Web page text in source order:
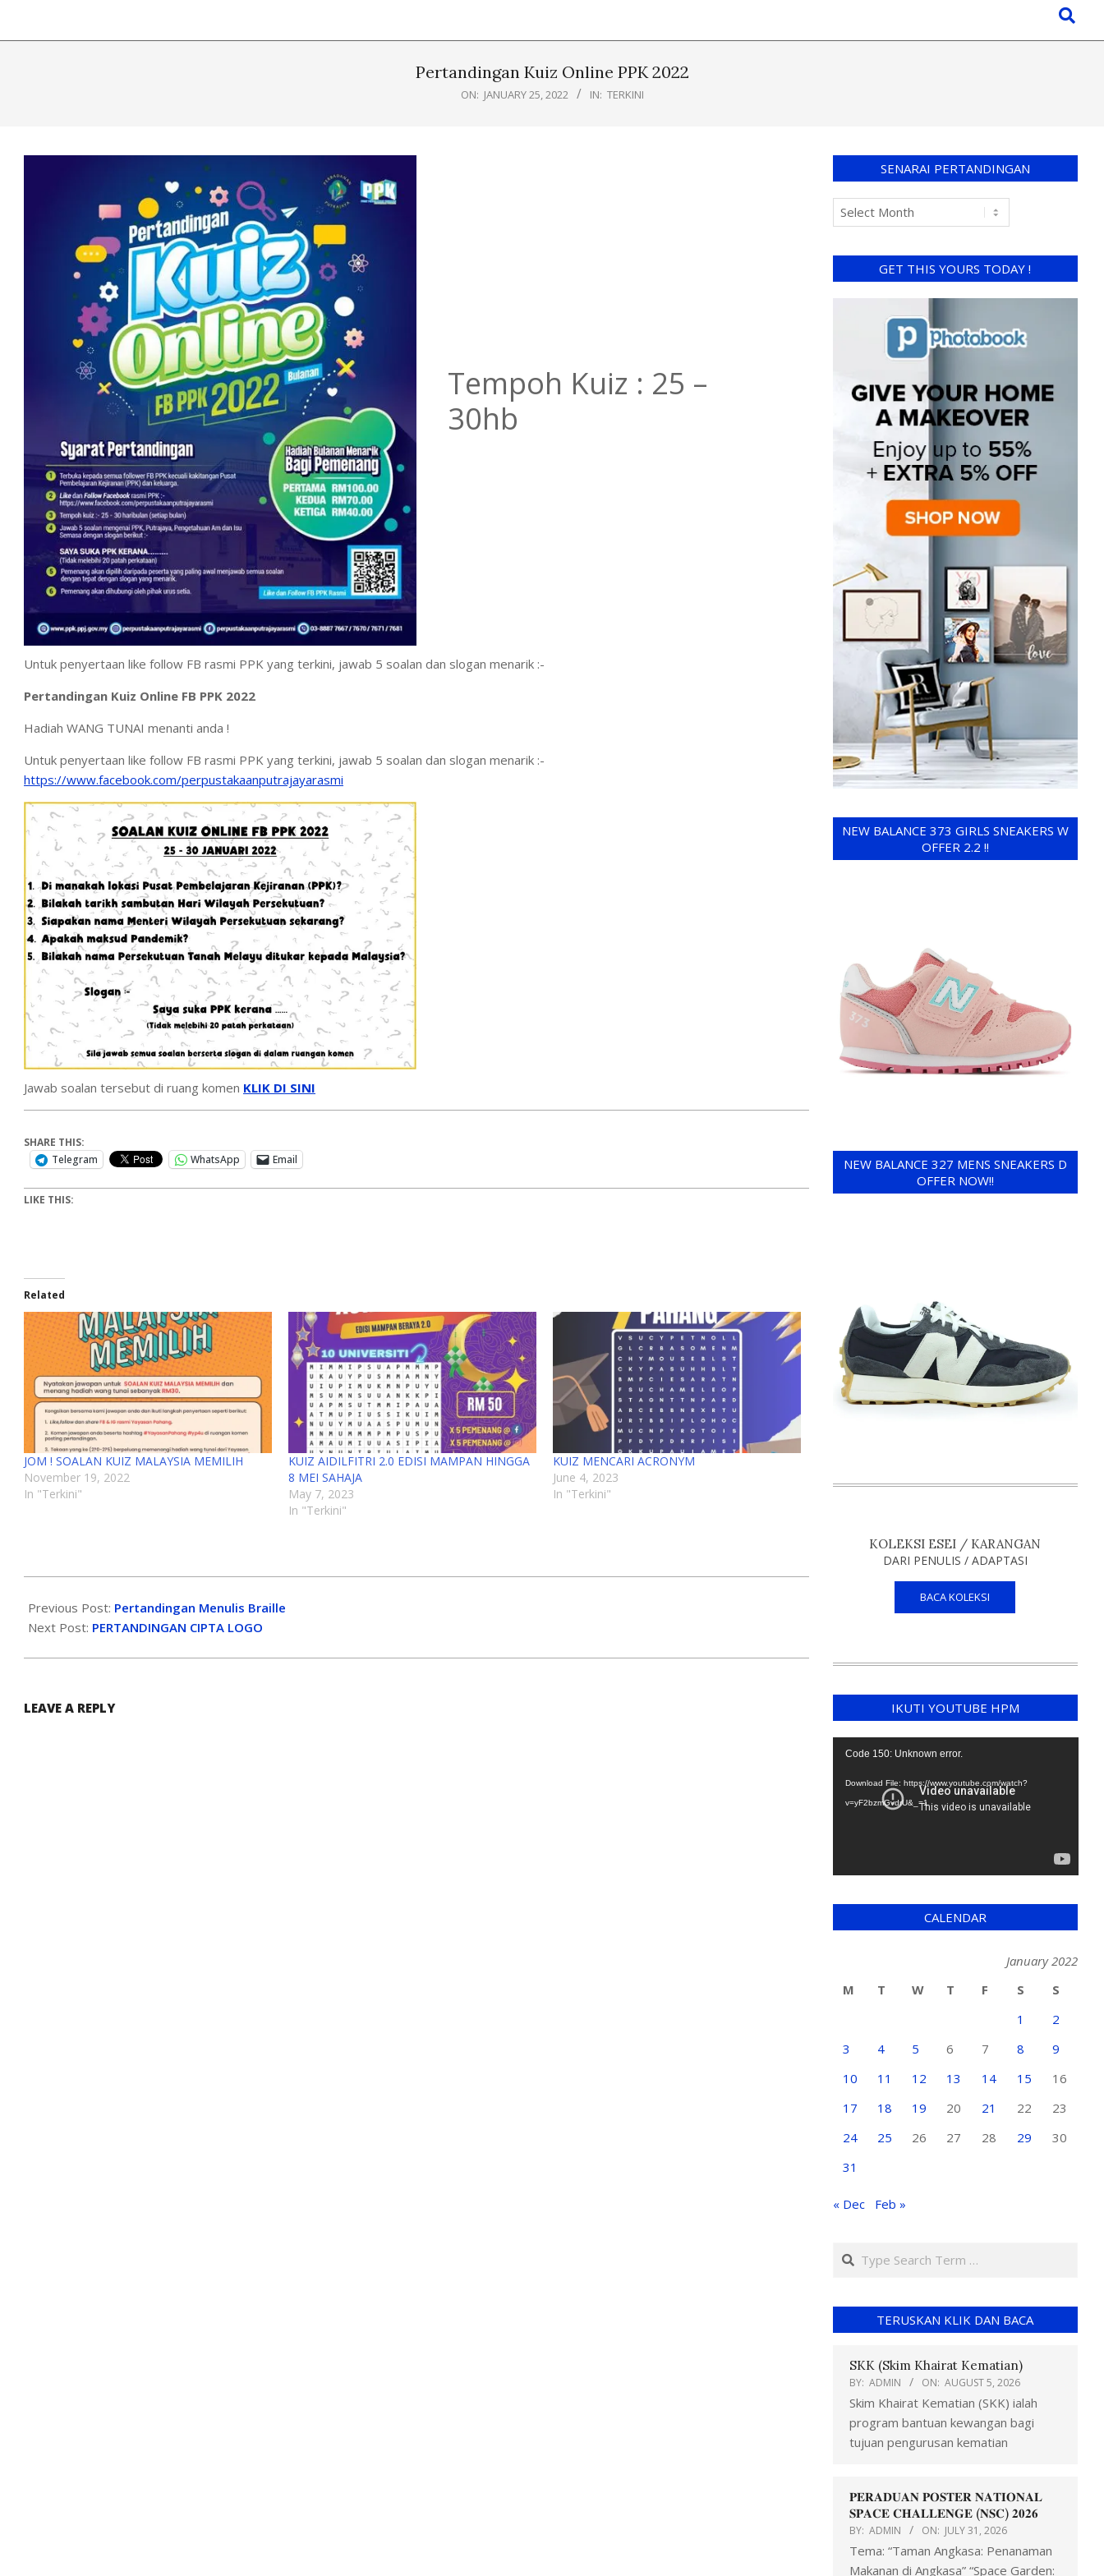
Pertandingan Kuiz Online PPK 2022
ON: JANUARY 25, 2022 IN: TERKINI
Tempoh Kuiz : 25 –
30hb
Untuk penyertaan like follow FB rasmi PPK yang terkini, jawab 5 soalan dan slogan menarik :-
Pertandingan Kuiz Online FB PPK 2022
Hadiah WANG TUNAI menanti anda !
Untuk penyertaan like follow FB rasmi PPK yang terkini, jawab 5 soalan dan slogan menarik :-
https://www.facebook.com/perpustakaanputrajayarasmi
Jawab soalan tersebut di ruang komen KLIK DI SINI
SHARE THIS:
Telegram
WhatsApp Email
LIKE THIS:
Related
JOM ! SOALAN KUIZ MALAYSIA MEMILIH
November 19, 2022
In "Terkini"
KUIZ AIDILFITRI 2.0 EDISI MAMPAN HINGGA
8 MEI SAHAJA
May 7, 2023
In "Terkini"
KUIZ MENCARI ACRONYM
June 4, 2023
In "Terkini"
Previous Post: Pertandingan Menulis Braille
Next Post: PERTANDINGAN CIPTA LOGO
LEAVE A REPLY
SENARAI PERTANDINGAN
GET THIS YOURS TODAY !
NEW BALANCE 373 GIRLS SNEAKERS W
OFFER 2.2 !!
NEW BALANCE 327 MENS SNEAKERS D
OFFER NOW!!
KOLEKSI ESEI / KARANGAN
DARI PENULIS / ADAPTASI
BACA KOLEKSI
IKUTI YOUTUBE HPM
Video
Code 150: Unknown error.
Download File: https://www.youtube.com/watch?
v=yF2bzmGvdrU&_=1
CALENDAR
January 2022
M
T W T F S
S
1
2
3
4 5 6 7 8
9
10
11 12 13 14 15
16
17
18 19 20 21 22
23
24
25 26 27 28 29
30
31
« Dec Feb »
TERUSKAN KLIK DAN BACA
SKK (Skim Khairat Kematian)
BY: ADMIN ON: AUGUST 5, 2026
Skim Khairat Kematian (SKK) ialah
program bantuan kewangan bagi
tujuan pengurusan kematian
𝐏𝐄𝐑𝐀𝐃𝐔𝐀𝐍 𝐏𝐎𝐒𝐓𝐄𝐑 𝐍𝐀𝐓𝐈𝐎𝐍𝐀𝐋
𝐒𝐏𝐀𝐂𝐄 𝐂𝐇𝐀𝐋𝐋𝐄𝐍𝐆𝐄 (𝐍𝐒𝐂) 𝟐𝟎𝟐𝟔
BY: ADMIN ON: JULY 31, 2026
Tema: “Taman Angkasa: Penanaman
Makanan di Angkasa” “Space Garden: